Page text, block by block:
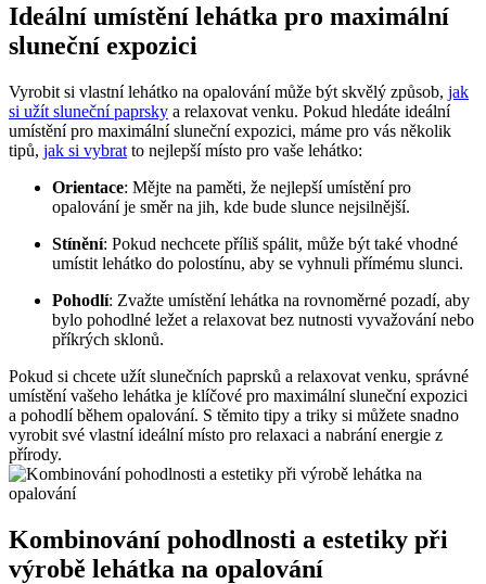
Ideální umístění lehátka pro maximální
sluneční expozici
Vyrobit si vlastní lehátko na opalování může být skvělý způsob, jak
si užít sluneční paprsky a relaxovat venku. Pokud hledáte ideální
umístění pro maximální sluneční expozici, máme pro vás několik
tipů, jak si vybrat to nejlepší místo pro vaše lehátko:
Orientace: Mějte na paměti, že nejlepší umístění pro
opalování je směr na jih, kde bude slunce nejsilnější.
Stínění: Pokud nechcete příliš spálit, může být také vhodné
umístit lehátko do polostínu, aby se vyhnuli přímému slunci.
Pohodlí: Zvažte umístění lehátka na rovnoměrné pozadí, aby
bylo pohodlné ležet a relaxovat bez nutnosti vyvažování nebo
příkrých sklonů.
Pokud si chcete užít slunečních paprsků a relaxovat venku, správné
umístění vašeho lehátka je klíčové pro maximální sluneční expozici
a pohodlí během opalování. S těmito tipy a triky si můžete snadno
vyrobit své vlastní ideální místo pro relaxaci a nabrání energie z
přírody.
Kombinování pohodlnosti a estetiky při
výrobě lehátka na opalování